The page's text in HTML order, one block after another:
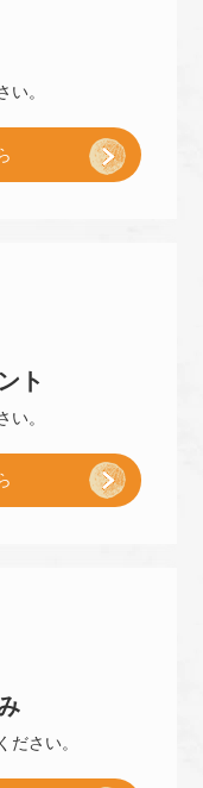
い。
ト
い。
ださい。